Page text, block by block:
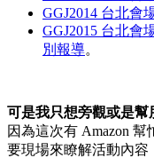
GGJ2014 台北會
GGJ2015 台北會
別報導。
可是我只想旁觀或是幫
因為這次有 Amazon
要現場來瞭解活動內